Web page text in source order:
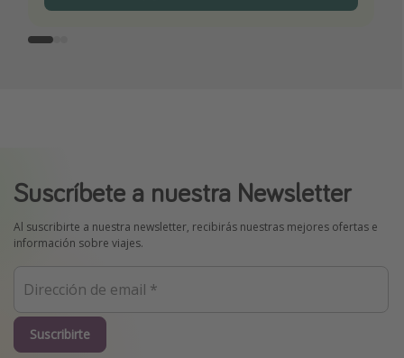
Suscríbete a nuestra Newsletter
Al suscribirte a nuestra newsletter, recibirás nuestras mejores ofertas e
información sobre viajes.
Suscribirte